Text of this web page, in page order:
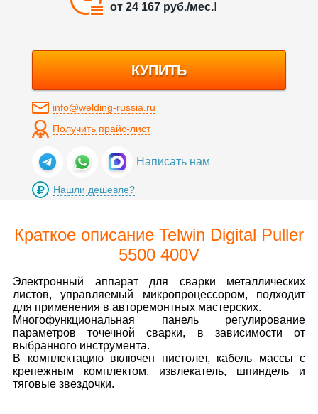
от 24 167 руб./мес.!
КУПИТЬ
info@welding-russia.ru
Получить прайс-лист
Написать нам
Нашли дешевле?
Краткое описание Telwin Digital Puller
5500 400V
Электронный аппарат для сварки металлических
листов, управляемый микропроцессором, подходит
для применения в авторемонтных мастерских.
Многофункциональная панель регулирование
параметров точечной сварки, в зависимости от
выбранного инструмента.
В комплектацию включен пистолет, кабель массы с
крепежным комплектом, извлекатель, шпиндель и
тяговые звездочки.